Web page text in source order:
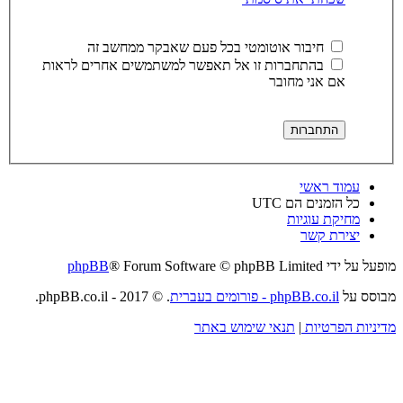
חיבור אוטומטי בכל פעם שאבקר ממחשב זה
בהתחברות זו אל תאפשר למשתמשים אחרים לראות
אם אני מחובר
עמוד ראשי
כל הזמנים הם UTC
מחיקת עוגיות
יצירת קשר
מופעל על ידי
phpBB® Forum Software © phpBB Limited
מבוסס על phpBB.co.il - פורומים בעברית
. © 2017 - phpBB.co.il.
מדיניות הפרטיות | תנאי שימוש באתר